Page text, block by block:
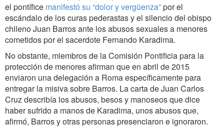
el pontífice manifestó su “dolor y vergüenza”por el
escándalo de los curas pederastas y el silencio del obispo
chileno Juan Barros ante los abusos sexuales a menores
cometidos por el sacerdote Fernando Karadima.
No obstante, miembros de la Comisión Pontificia para la
protección de menores afirman que en abril de 2015
enviaron una delegación a Roma especí­ficamente para
entregar la misiva sobre Barros. La carta de Juan Carlos
Cruz describí­a los abusos, besos y manoseos que dice
haber sufrido a manos de Karadima, unos abusos que,
afirmó, Barros y otras personas presenciaron e ignoraron.